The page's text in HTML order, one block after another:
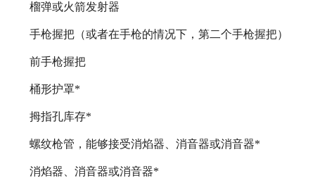
榴弹或火箭发射器
手枪握把（或者在手枪的情况下，第二个手枪握把）
前手枪握把
桶形护罩*
拇指孔库存*
螺纹枪管，能够接受消焰器、消音器或消音器*
消焰器、消音器或消音器*